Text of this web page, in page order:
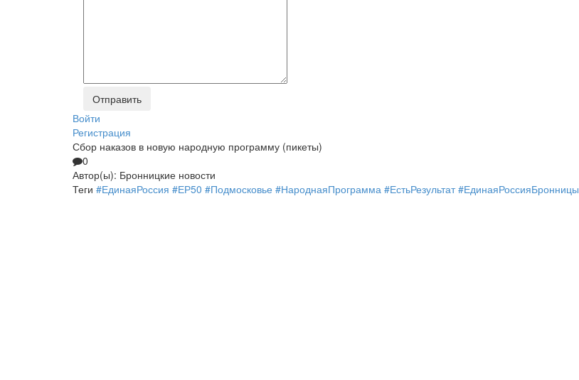
Войти
Регистрация
Сбор наказов в новую народную программу (пикеты)
0
Автор(ы): Бронницкие новости
Теги #ЕдинаяРоссия #ЕР50 #Подмосковье #НароднаяПрограмма #ЕстьРезультат #ЕдинаяРоссияБронницы